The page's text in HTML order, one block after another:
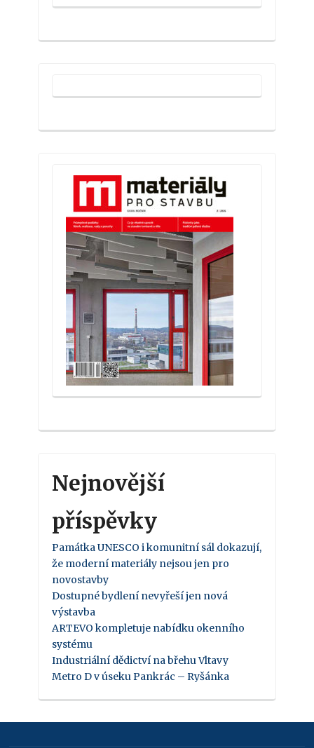
Nejnovější
příspěvky
Památka UNESCO i komunitní sál dokazují,
že moderní materiály nejsou jen pro
novostavby
Dostupné bydlení nevyřeší jen nová
výstavba
ARTEVO kompletuje nabídku okenního
systému
Industriální dědictví na břehu Vltavy
Metro D v úseku Pankrác – Ryšánka